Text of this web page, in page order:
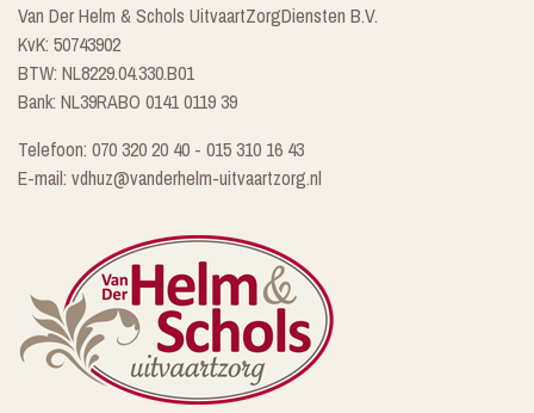
Van Der Helm & Schols UitvaartZorgDiensten B.V.
KvK: 50743902
BTW: NL8229.04.330.B01
Bank: NL39RABO 0141 0119 39
Telefoon: 070 320 20 40 - 015 310 16 43
E-mail: vdhuz@vanderhelm-uitvaartzorg.nl